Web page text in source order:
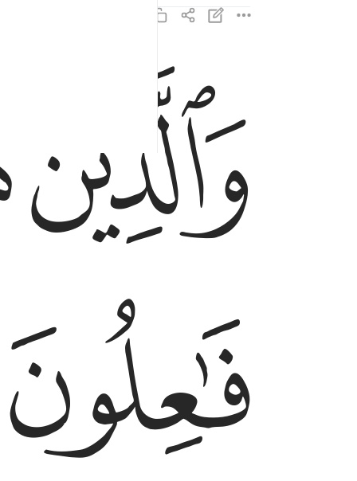
والذين هم للزكاة فاعلون ٤
وَٱلَّذِينَ هُمْ لِلزَّكَوٰةِ فَـٰعِلُونَ ٤
ﱑ